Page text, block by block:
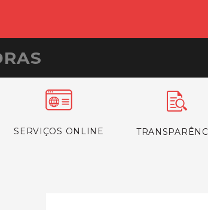
SERVIÇOS ONLINE